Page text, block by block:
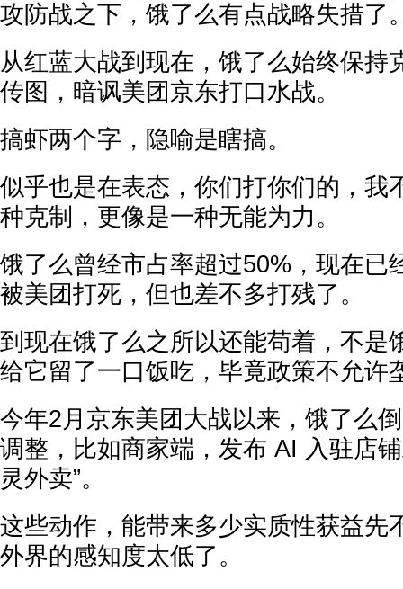
攻防战之下，饿了么有点战略失措了
从红蓝大战到现在，饿了么始终保持
传图，暗讽美团京东打口水战。
搞虾两个字，隐喻是瞎搞。
似乎也是在表态，你们打你们的，我
种克制，更像是一种无能为力。
饿了么曾经市占率超过50%，现在已
被美团打死，但也差不多打残了。
到现在饿了么之所以还能苟着，不是
给它留了一口饭吃，毕竟政策不允许
今年2月京东美团大战以来，饿了么
调整，比如商家端，发布 AI 入驻店
灵外卖”。
这些动作，能带来多少实质性获益先
外界的感知度太低了。